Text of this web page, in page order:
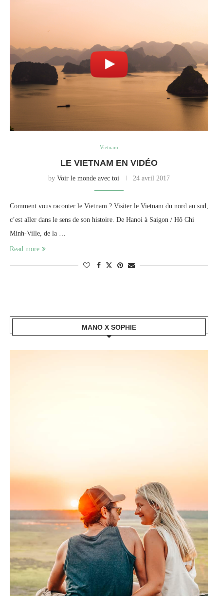
Vietnam
LE VIETNAM EN VIDÉO
by Voir le monde avec toi 24 avril 2017
Comment vous raconter le Vietnam ? Visiter le Vietnam du nord au sud,
c’est aller dans le sens de son histoire. De Hanoi à Saigon / Hô Chi
Minh-Ville, de la …
Read more
MANO X SOPHIE